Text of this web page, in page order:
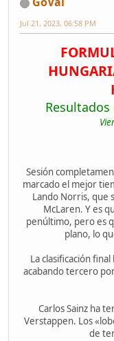
Jul 21, 2023, 06:58 PM
Sesión
marcado el mejor
Lando Norris, que
McLaren. Y es
penúltimo, pero es
plano, lo
La clasificación
acabando tercero
Carlos Sainz ha
Verstappen. Los
de